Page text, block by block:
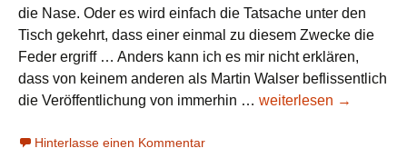
die Nase. Oder es wird einfach die Tatsache unter den
Tisch gekehrt, dass einer einmal zu diesem Zwecke die
Feder ergriff … Anders kann ich es mir nicht erklären,
dass von keinem anderen als Martin Walser beflissentlich
die Veröffentlichung von immerhin … Zu
weiterlesen →
Hinterlasse einen Kommentar